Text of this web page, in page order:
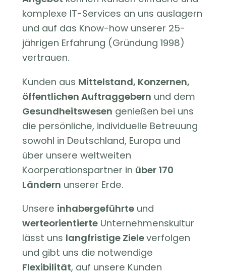
komplexe IT-Services an uns auslagern
und auf das Know-how unserer 25-
jährigen Erfahrung (Gründung 1998)
vertrauen.
Kunden aus Mittelstand, Konzernen,
öffentlichen Auftraggebern und dem
Gesundheitswesen genießen bei uns
die persönliche, individuelle Betreuung
sowohl in Deutschland, Europa und
über unsere weltweiten
Koorperationspartner in über 170
Ländern unserer Erde.
Unsere inhabergeführteund
werteorientierteUnternehmenskultur
lässt uns langfristige Zieleverfolgen
und gibt uns die notwendige
Flexibilität, auf unsere Kunden